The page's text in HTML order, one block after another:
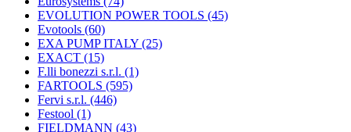
EVOLUTION POWER TOOLS (45)
Evotools (60)
EXA PUMP ITALY (25)
EXACT (15)
F.lli bonezzi s.r.l. (1)
FARTOOLS (595)
Fervi s.r.l. (446)
Festool (1)
FIELDMANN (43)